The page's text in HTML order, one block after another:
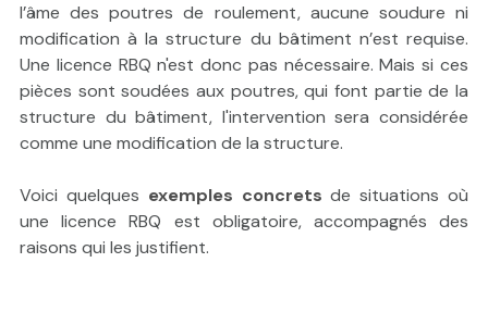
l’âme des poutres de roulement, aucune soudure ni
modification à la structure du bâtiment n’est requise.
Une licence RBQ n'est donc pas nécessaire. Mais si ces
pièces sont soudées aux poutres, qui font partie de la
structure du bâtiment, l'intervention sera considérée
comme une modification de la structure.
Voici quelques exemples concrets de situations où
une licence RBQ est obligatoire, accompagnés des
raisons qui les justifient.